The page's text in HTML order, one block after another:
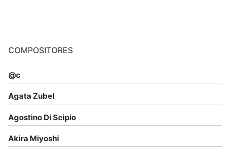
COMPOSITORES
@c
Agata Zubel
Agostino Di Scipio
Akira Miyoshi